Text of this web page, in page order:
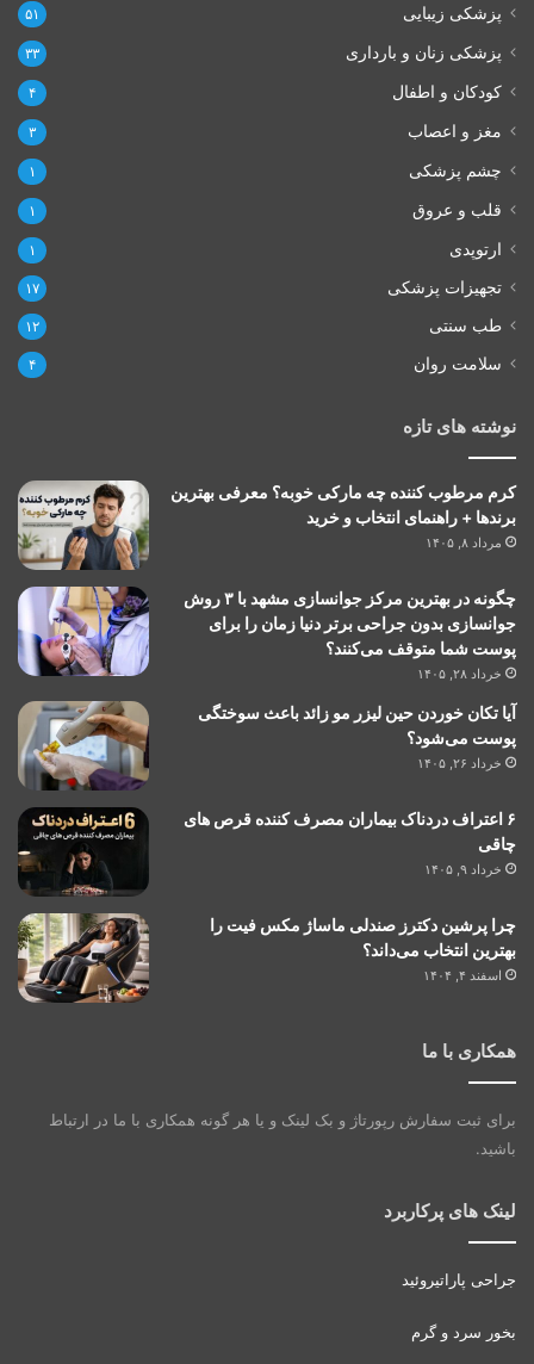
پزشکی زیبایی ۵۱
پزشکی زنان و بارداری ۳۳
کودکان و اطفال ۴
مغز و اعصاب ۳
چشم پزشکی ۱
قلب و عروق ۱
ارتوپدی ۱
تجهیزات پزشکی ۱۷
طب سنتی ۱۲
سلامت روان ۴
نوشته های تازه
کرم مرطوب کننده چه مارکی خوبه؟ معرفی بهترین
برندها + راهنمای انتخاب و خرید
مرداد ۸, ۱۴۰۵
چگونه در بهترین مرکز جوانسازی مشهد با ۳ روش
جوانسازی بدون جراحی برتر دنیا زمان را برای
پوست شما متوقف می‌کنند؟
خرداد ۲۸, ۱۴۰۵
آیا تکان خوردن حین لیزر مو زائد باعث سوختگی
پوست می‌شود؟
خرداد ۲۶, ۱۴۰۵
۶ اعتراف دردناک بیماران مصرف کننده قرص های
چاقی
خرداد ۹, ۱۴۰۵
چرا پرشین دکترز صندلی ماساژ مکس فیت را
بهترین انتخاب می‌داند؟
اسفند ۴, ۱۴۰۴
همکاری با ما
برای ثبت سفارش رپورتاژ و بک لینک و یا هر گونه همکاری با ما در ارتباط
باشید.
لینک های پرکاربرد
جراحی پاراتیروئید
بخور سرد و گرم